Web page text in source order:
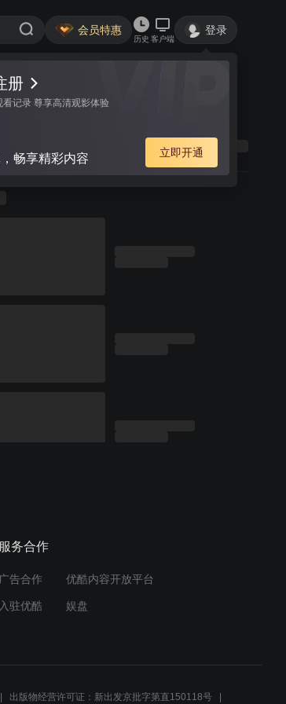
会员特惠
历史 客户端
登录
册
看记录 尊享高清观影体验
畅享精彩内容 立即开通
服务合作
广告合作 优酷内容开放平台
入驻优酷 娱盘
出版物经营许可证：新出发京批字第直150118号